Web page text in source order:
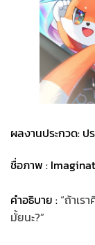
ผลงานประกวด: ป
ชื่อภาพ :
คำอธิบาย :“ถ้าเร
มั้ยนะ?”